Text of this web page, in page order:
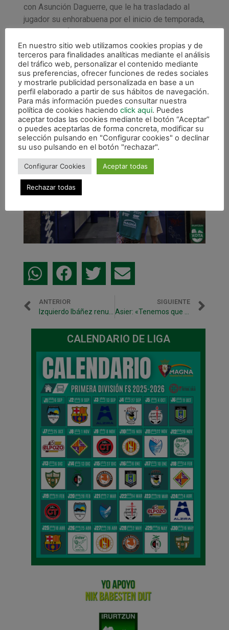
con Asunción Daguerre, que le ha trasladado al
jugador su enhorabuena por el inicio de temporada,
en la que el futbolista argentino lleva anotados
dos goles en dos partidos.
De igual modo, el CD Xota quiere agradecer el
apoyo recibido en todo momento por parte de
Asunción Daguerre y Tomás Ariztia.
ANTERIOR SIGUIENTE
CALENDARIO DE LIGA
En nuestro sitio web utilizamos cookies propias y de
terceros para finalidades analíticas mediante el análisis
del tráfico web, personalizar el contenido mediante
sus preferencias, ofrecer funciones de redes sociales
y mostrarle publicidad personalizada en base a un
perfil elaborado a partir de sus hábitos de navegación.
Para más información puedes consultar nuestra
política de cookies haciendo click aqui. Puedes
aceptar todas las cookies mediante el botón “Aceptar”
o puedes aceptarlas de forma concreta, modificar su
selección pulsando en "Configurar cookies" o declinar
su uso pulsando en el botón "rechazar".
Configurar Cookies Aceptar todas
Rechazar todas